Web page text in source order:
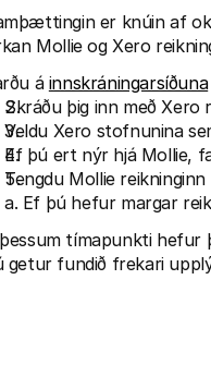
er knúin af
Mollie og Xero
á innskráningarsíðuna
Skráðu þig inn með Xero
Veldu Xero stofnunina
Ef þú ert nýr hjá Mollie,
Tengdu Mollie
a. Ef þú hefur margar
tímapunkti
getur fundið frekari